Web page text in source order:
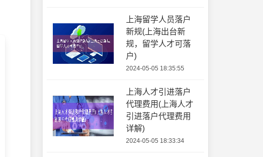
上海留学人员落户
新规(上海出台新
规，留学人才可落
户)
2024-05-05 18:35:55
上海人才引进落户
代理费用(上海人才
引进落户代理费用
详解)
2024-05-05 18:33:34